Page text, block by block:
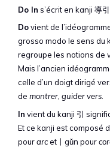
Do In s’écrit en kanji 導引
Dovient de
grosso modo le sens du
regroupe les notions de
Mais l’ancien
celle d’un doigt dirigé
de montrer, guider vers
In vient du kanji 引
Et ce kanji est composé
pourarcet丨gǔn pour